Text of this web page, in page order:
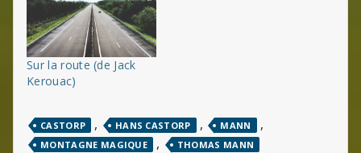
Sur la route (de Jack
Kerouac)
CASTORP , HANS CASTORP , MANN ,
MONTAGNE MAGIQUE , THOMAS MANN